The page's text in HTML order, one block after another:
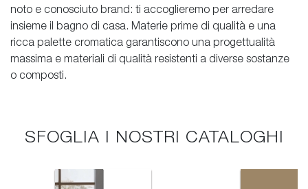
noto e conosciuto brand: ti accoglieremo per arredare
insieme il bagno di casa. Materie prime di qualità e una
ricca palette cromatica garantiscono una progettualità
massima e materiali di qualità resistenti a diverse sostanze
o composti.
SFOGLIA I NOSTRI CATALOGHI